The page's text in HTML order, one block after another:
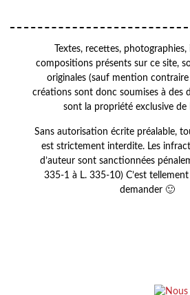
Textes, recettes,
compositions présents sur ce site,
originales (sauf mention contraire
créations sont donc soumises à des
sont la propriété exclusive de
Sans autorisation écrite préalable,
est strictement interdite. Les
d’auteur sont sanctionnées
335-1 à L. 335-10) C’est
demander 🙂